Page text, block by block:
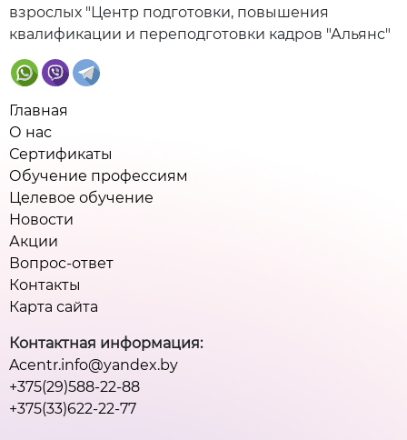
взрослых "Центр подготовки, повышения
квалификации и переподготовки кадров "Альянс"
Главная
О нас
Сертификаты
Обучение профессиям
Целевое обучение
Новости
Акции
Вопрос-ответ
Контакты
Карта сайта
Контактная информация:
Acentr.info@yandex.by
+375(29)588-22-88
+375(33)622-22-77